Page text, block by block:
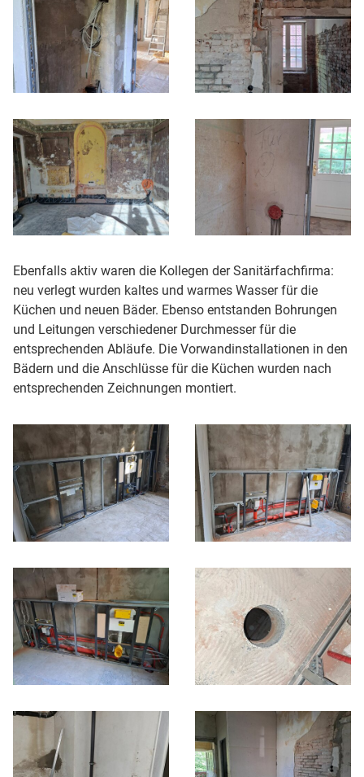
Ebenfalls aktiv waren die Kollegen der Sanitärfachfirma:
neu verlegt wurden kaltes und warmes Wasser für die
Küchen und neuen Bäder. Ebenso entstanden Bohrungen
und Leitungen verschiedener Durchmesser für die
entsprechenden Abläufe. Die Vorwandinstallationen in den
Bädern und die Anschlüsse für die Küchen wurden nach
entsprechenden Zeichnungen montiert.